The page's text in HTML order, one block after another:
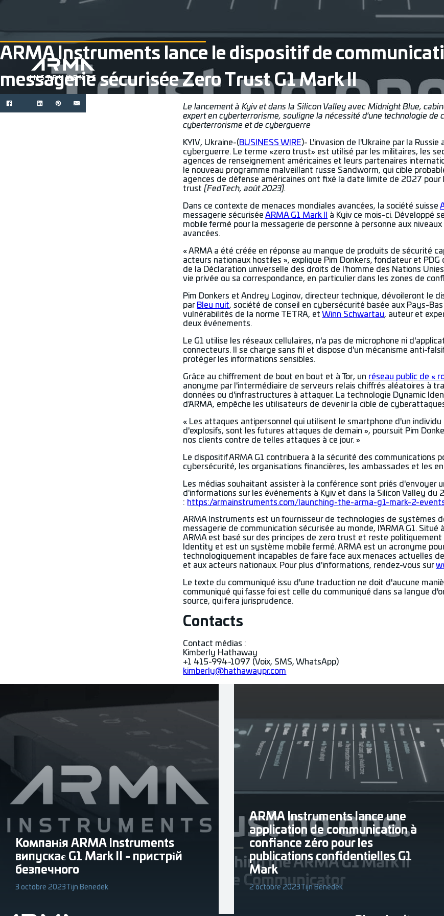
ARMA Instruments lance le dispositif de
messagerie sécurisée Zero Trust G1 Mark II
Le lancement à Kyiv et dans la Silicon Valley avec Midnight Blue,
expert en cyberterrorisme, souligne la nécessité d'une technologie
cyberterrorisme et de cyberguerre
KYIV, Ukraine-(BUSINESS WIRE)- L'invasion de l'Ukraine par la
cyberguerre. Le terme «zero trust» est utilisé par les militaires, les
agences de renseignement américaines et leurs partenaires
le nouveau programme malveillant russe Sandworm, qui cible
agences de défense américaines ont fixé la date limite de 2027
trust[FedTech, août 2023].
Dans ce contexte de menaces mondiales avancées, la société suisse
messagerie sécuriséeARMA G1 Mark II
à Kyiv ce mois-ci. Développé
mobile fermé pour la messagerie de personne à personne aux
avancées.
« ARMA a été créée en réponse au manque de produits de sécurité
acteurs nationaux hostiles », explique Pim Donkers, fondateur et
de la Déclaration universelle des droits de l'homme des Nations
vie privée ou sa correspondance, en particulier dans les zones de
Pim Donkers et Andrey Loginov, directeur technique, dévoileront le
par Bleu nuit, société de conseil en cybersécurité basée aux Pays-
vulnérabilités de la norme TETRA, etWinn Schwartau, auteur et
deux événements.
Le G1 utilise les réseaux cellulaires, n'a pas de microphone ni
connecteurs. Il se charge sans fil et dispose d'un mécanisme anti-
protéger les informations sensibles.
Grâce au chiffrement de bout en bout et à Tor, un réseau public de «
anonyme par l'intermédiaire de serveurs relais chiffrés aléatoires à
données ou d'infrastructures à attaquer. La technologie Dynamic
d'ARMA, empêche les utilisateurs de devenir la cible de
« Les attaques antipersonnel qui utilisent le smartphone d'un
d'explosifs, sont les futures attaques de demain », poursuit Pim
nos clients contre de telles attaques à ce jour. »
Le dispositif ARMA G1 contribuera à la sécurité des communications
cybersécurité, les organisations financières, les ambassades et les
Les médias souhaitant assister à la conférence sont priés d'envoyer
d'informations sur les événements à Kyiv et dans la Silicon Valley du
: https://armainstruments.com/launching-the-arma-g1-mark-2-
ARMA Instruments est un fournisseur de technologies de systèmes
messagerie de communication sécurisée au monde, l'ARMA G1.
ARMA est basé sur des principes de zero trust et reste
Identity et est un système mobile fermé. ARMA est un acronyme
technologiquement incapables de faire face aux menaces actuelles
et aux acteurs nationaux. Pour plus d'informations, rendez-vous sur
Le texte du communiqué issu d'une traduction ne doit d'aucune
communiqué qui fasse foi est celle du communiqué dans sa langue
source, qui fera jurisprudence.
Contacts
Contact médias :
Kimberly Hathaway
+1 415-994-1097 (Voix, SMS, WhatsApp)
kimberly@hathawaypr.com
Компанія ARMA Instruments
випускає G1 Mark II - пристрій
безпечного
3 octobre 2023 Tijn Benedek
ARMA Instruments lance une
application de communication à
confiance zéro pour les
publications confidentielles G1
Mark
2 octobre 2023 Tijn Benedek